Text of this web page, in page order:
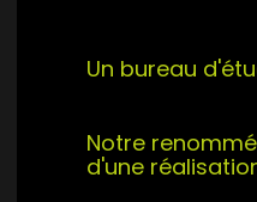
Un bureau
Notre
d'une